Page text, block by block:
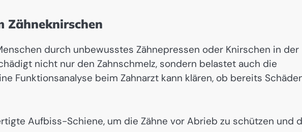
Zähneknirschen
durch unbewusstes Zähnepressen oder Knirschen in der
nicht nur den Zahnschmelz, sondern belastet auch die
Funktionsanalyse beim Zahnarzt kann klären, ob bereits
Aufbiss-Schiene, um die Zähne vor Abrieb zu schützen und